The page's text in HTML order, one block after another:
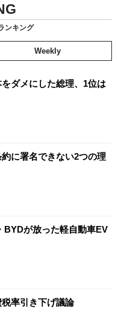
ンキング
Weekly
ダメにした総理、1位は
に署名できない2つの理
BYDが放った軽自動車EV
率引き下げ議論